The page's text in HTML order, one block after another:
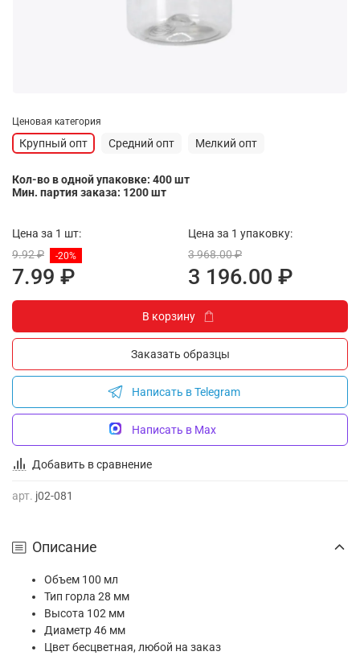
Добавить в сравнение
арт. j02-081
Ценовая категория
Крупный опт Средний опт Мелкий опт
Кол-во в одной упаковке: 400 шт
Мин. партия заказа: 1200 шт
Цена за 1 шт:
9.92 ₽
7.99 ₽
-20%
Цена за 1 упаковку:
3 968.00 ₽
3 196.00 ₽
В корзину
Заказать образцы
Написать в Telegram
Написать в Max
Описание
Объем 100 мл
Тип горла 28 мм
Высота 102 мм
Диаметр 46 мм
Цветбесцветная, любой на заказ